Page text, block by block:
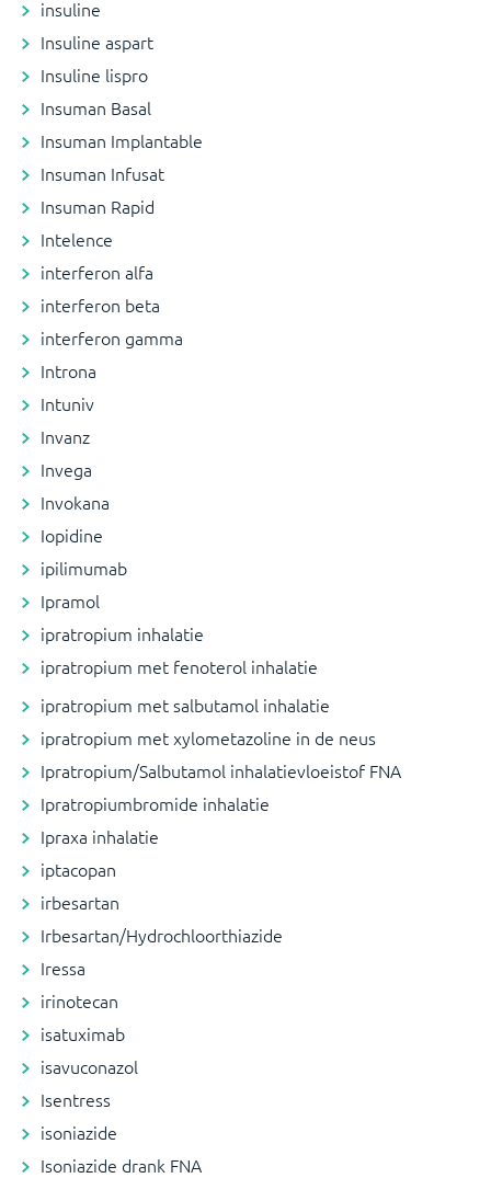
insuline
Insuline aspart
Insuline lispro
Insuman Basal
Insuman Implantable
Insuman Infusat
Insuman Rapid
Intelence
interferon alfa
interferon beta
interferon gamma
Introna
Intuniv
Invanz
Invega
Invokana
Iopidine
ipilimumab
Ipramol
ipratropium inhalatie
ipratropium met fenoterol inhalatie
ipratropium met salbutamol inhalatie
ipratropium met xylometazoline in de neus
Ipratropium/Salbutamol inhalatievloeistof FNA
Ipratropiumbromide inhalatie
Ipraxa inhalatie
iptacopan
irbesartan
Irbesartan/Hydrochloorthiazide
Iressa
irinotecan
isatuximab
isavuconazol
Isentress
isoniazide
Isoniazide drank FNA